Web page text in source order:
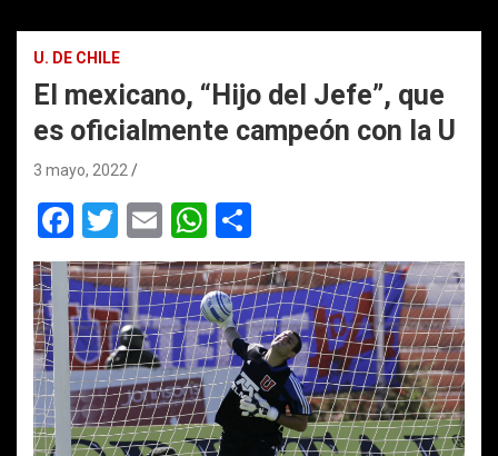
U. DE CHILE
El mexicano, “Hijo del Jefe”, que
es oficialmente campeón con la U
3 mayo, 2022
F
a
ce
b
o
o
k
T
wi
tt
er
E
m
ail
W
h
at
s
A
p
p
o
m
p
ar
tir